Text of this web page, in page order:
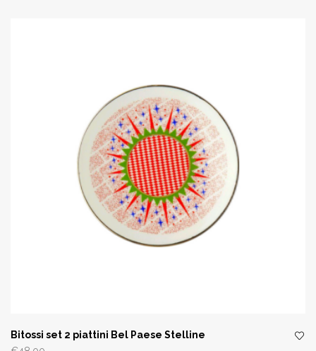
Bitossi set 2 piattini Bel Paese Stelline